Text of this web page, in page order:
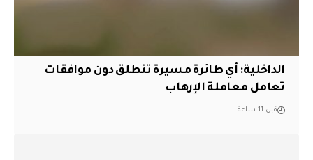
الداخلية: أي طائرة مسيرة تنطلق دون موافقات
تعامل معاملة الإرهاب
قبل 11 ساعة